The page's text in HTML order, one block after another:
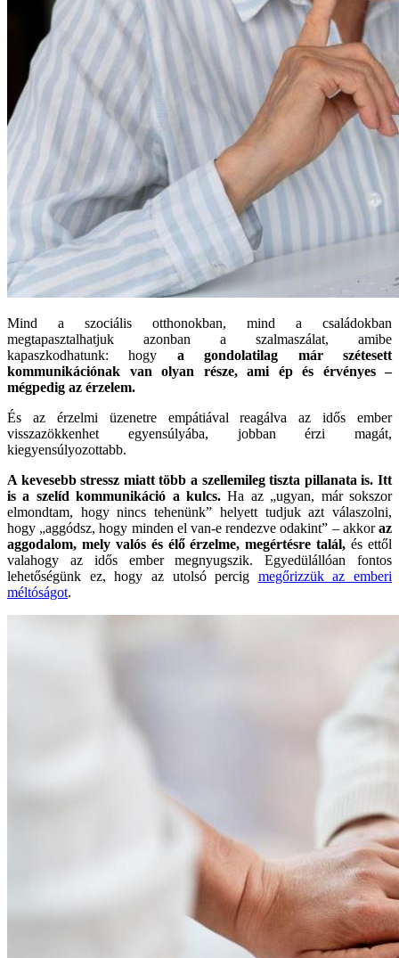
Mind a szociális otthonokban, mind a családokban
megtapasztalhatjuk azonban a szalmaszálat, amibe
kapaszkodhatunk: hogy a gondolatilag már szétesett
kommunikációnak van olyan része, ami ép és érvényes –
mégpedig az érzelem.
És az érzelmi üzenetre empátiával reagálva az idős ember
visszazökkenhet egyensúlyába, jobban érzi magát,
kiegyensúlyozottabb.
A kevesebb stressz miatt több a szellemileg tiszta pillanata is. Itt
is a szelíd kommunikáció a kulcs.Ha az „ugyan, már sokszor
elmondtam, hogy nincs tehenünk” helyett tudjuk azt válaszolni,
hogy „aggódsz, hogy minden el van-e rendezve odakint” – akkoraz
aggodalom, mely valós és élő érzelme, megértésre talál, és ettől
valahogy az idős ember megnyugszik. Egyedülállóan fontos
lehetőségünk ez, hogy az utolsó percig megőrizzük az emberi
méltóságot.